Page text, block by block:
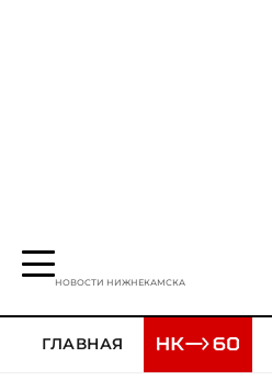
НОВОСТИ НИЖНЕКАМСКА
ГЛАВНАЯ